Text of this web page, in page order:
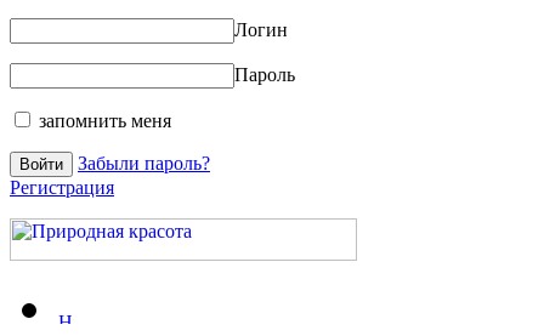
Логин
Пароль
запомнить меня
Забыли пароль?
Регистрация